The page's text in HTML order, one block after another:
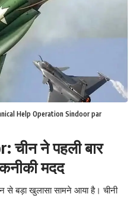
Help Operation Sindoor par
चीन ने पहली बार
मदद
बड़ा खुलासा सामने आया है। चीनी